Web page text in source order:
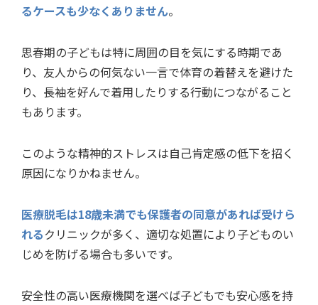
るケースも少なくありません。
思春期の子どもは特に周囲の目を気にする時期であ
り、友人からの何気ない一言で体育の着替えを避けた
り、長袖を好んで着用したりする行動につながること
もあります。
このような精神的ストレスは自己肯定感の低下を招く
原因になりかねません。
医療脱毛は18歳未満でも保護者の同意があれば受けら
れるクリニックが多く、適切な処置により子どものい
じめを防げる場合も多いです。
安全性の高い医療機関を選べば子どもでも安心感を持